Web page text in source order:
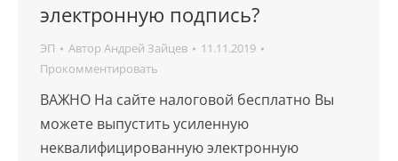
электронную подпись?
ЭП Автор Андрей Зайцев
11.11.2019
Прокомментировать
ВАЖНО На сайте налоговой бесплатно Вы
можете выпустить усиленную
неквалифицированную электронную